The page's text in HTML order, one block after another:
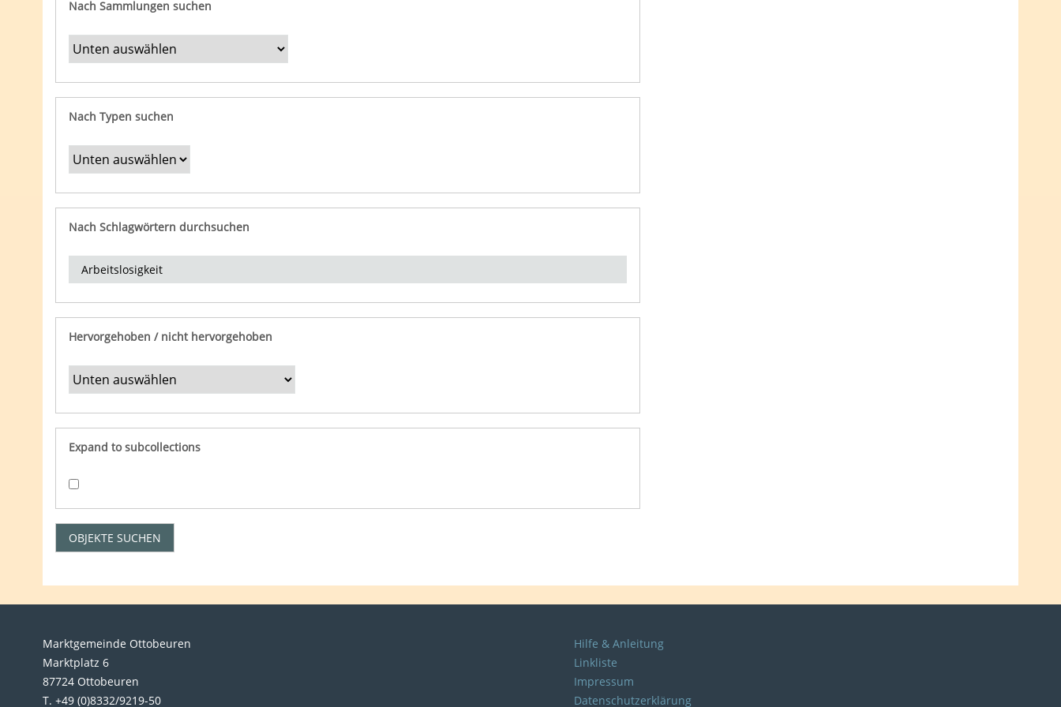
Nach Sammlungen suchen
Nach Typen suchen
Nach Schlagwörtern durchsuchen
Hervorgehoben / nicht hervorgehoben
Expand to subcollections
Marktgemeinde Ottobeuren
Marktplatz 6
87724 Ottobeuren
T. +49 (0)8332/9219-50
Hilfe & Anleitung
Linkliste
Impressum
Datenschutzerklärung